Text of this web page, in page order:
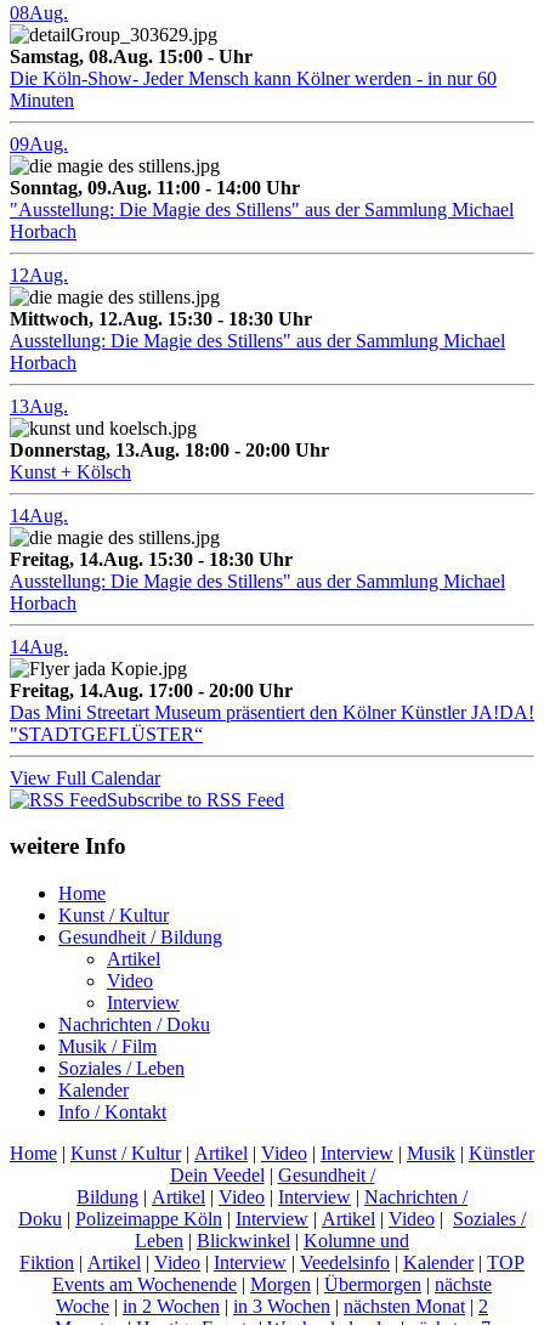
08Aug.
Samstag, 08.Aug. 15:00 - Uhr
Die Köln-Show- Jeder Mensch kann Kölner werden - in nur 60
Minuten
09Aug.
Sonntag, 09.Aug. 11:00 - 14:00 Uhr
"Ausstellung: Die Magie des Stillens" aus der Sammlung Michael
Horbach
12Aug.
Mittwoch, 12.Aug. 15:30 - 18:30 Uhr
Ausstellung: Die Magie des Stillens" aus der Sammlung Michael
Horbach
13Aug.
Donnerstag, 13.Aug. 18:00 - 20:00 Uhr
Kunst + Kölsch
14Aug.
Freitag, 14.Aug. 15:30 - 18:30 Uhr
Ausstellung: Die Magie des Stillens" aus der Sammlung Michael
Horbach
14Aug.
Freitag, 14.Aug. 17:00 - 20:00 Uhr
Das Mini Streetart Museum präsentiert den Kölner Künstler JA!DA!
"STADTGEFLÜSTER“
View Full Calendar
Subscribe to RSS Feed
weitere Info
Home
Kunst / Kultur
Gesundheit / Bildung
Artikel
Video
Interview
Nachrichten / Doku
Musik / Film
Soziales / Leben
Kalender
Info / Kontakt
Home | Kunst / Kultur| Artikel | Video | Interview | Musik | Künstler
Dein Veedel | Gesundheit /
Bildung | Artikel | Video | Interview | Nachrichten /
Doku | Polizeimappe Köln | Interview | Artikel | Video | Soziales /
Leben | Blickwinkel | Kolumne und
Fiktion | Artikel | Video | Interview | Veedelsinfo | Kalender| TOP
Events am Wochenende | Morgen | Übermorgen | nächste
Woche | in 2 Wochen | in 3 Wochen | nächsten Monat | 2